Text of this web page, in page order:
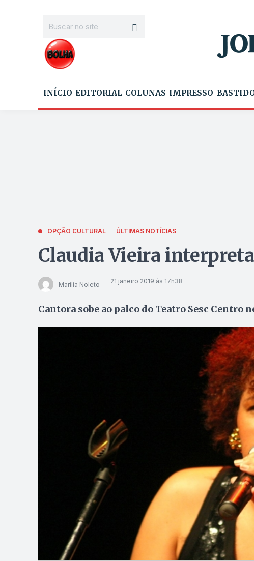
INÍCIO EDITORIAL COLUNAS IMPRESSO
OPÇÃO CULTURAL ÚLTIMAS NOTÍCIAS
Claudia Vieira
Marília Noleto 21 janeiro 2019 às 17h38
Cantora sobe ao palco do Teatro Sesc